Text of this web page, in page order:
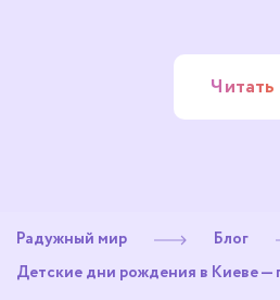
Читать
Радужный мир
Блог
Детские дни рождения в Киеве —